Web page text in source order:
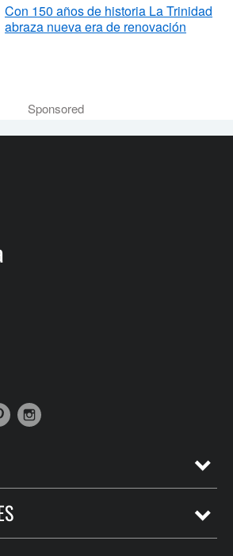
Con 150 años de historia La Trinidad
abraza nueva era de renovación
Sponsored